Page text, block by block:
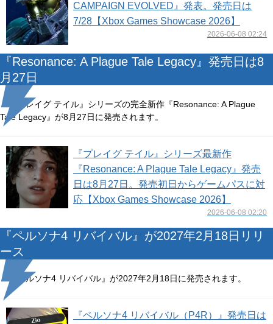
CAMPAIGN EVOLVED』発表。発売日は
7/28【Xbox Games Showcase 2026】
2026-06-08 02:24
『Resonance: A Plague Tale Legacy』発売日は8
月27日
『プレイグ テイル』シリーズの完全新作『Resonance: A Plague
Tale Legacy』が8月27日に発売されます。
『プレイグ テイル』シリーズ最新作
『Resonance: A Plague Tale Legacy』発売
日は8月27日。発売初日からゲームパスに対
応【Xbox Games Showcase 2026】
2026-06-08 02:20
『ペルソナ4 リバイバル』が2027年2月18日リリ
ース
『ペルソナ4 リバイバル』が2027年2月18日に発売されます。
『ペルソナ4 リバイバル（P4R）』発売日は